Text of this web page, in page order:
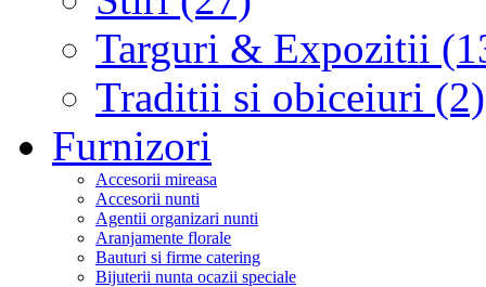
Targuri & Expozitii
Traditii si obiceiuri (2)
Furnizori
Accesorii mireasa
Accesorii nunti
Agentii organizari nunti
Aranjamente florale
Bauturi si firme catering
Bijuterii nunta ocazii speciale